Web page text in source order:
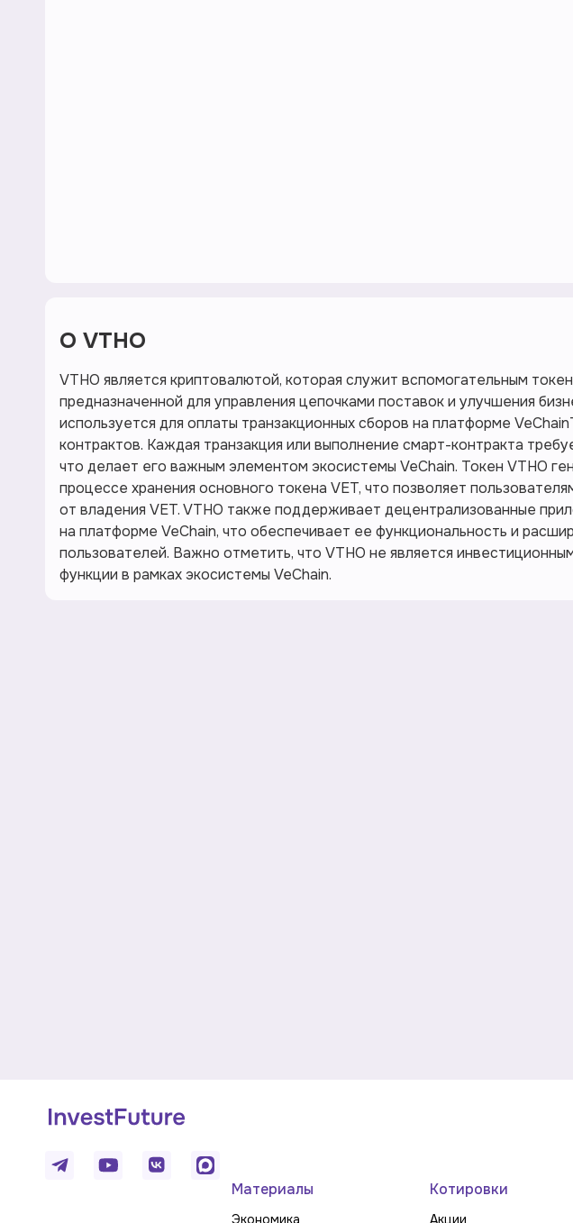
О VTHO
VTHO является криптовалютой, которая служит вспомогательным
предназначенной для управления цепочками поставок и улучшения
используется для оплаты транзакционных сборов на платформе
контрактов. Каждая транзакция или выполнение смарт-контракта
что делает его важным элементом экосистемы VeChain. Токен VTHO
процессе хранения основного токена VET, что позволяет
от владения VET. VTHO также поддерживает децентрализованные
на платформе VeChain, что обеспечивает ее функциональность и
пользователей. Важно отметить, что VTHO не является
функции в рамках экосистемы VeChain.
Материалы
Экономика
Котировки
Акции